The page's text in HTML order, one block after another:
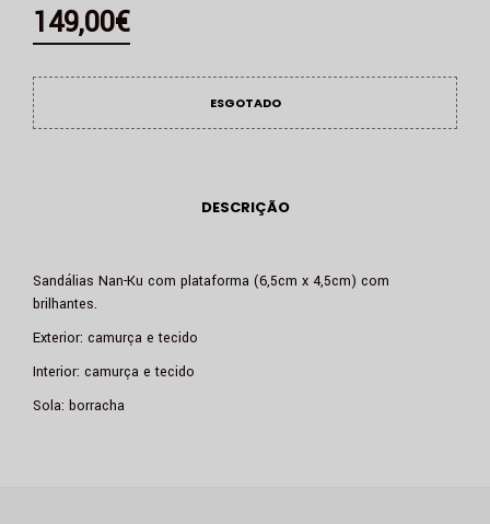
149,00€
ESGOTADO
DESCRIÇÃO
Sandálias Nan-Ku com plataforma (6,5cm x 4,5cm) com
brilhantes.
Exterior: camurça e tecido
Interior: camurça e tecido
Sola: borracha